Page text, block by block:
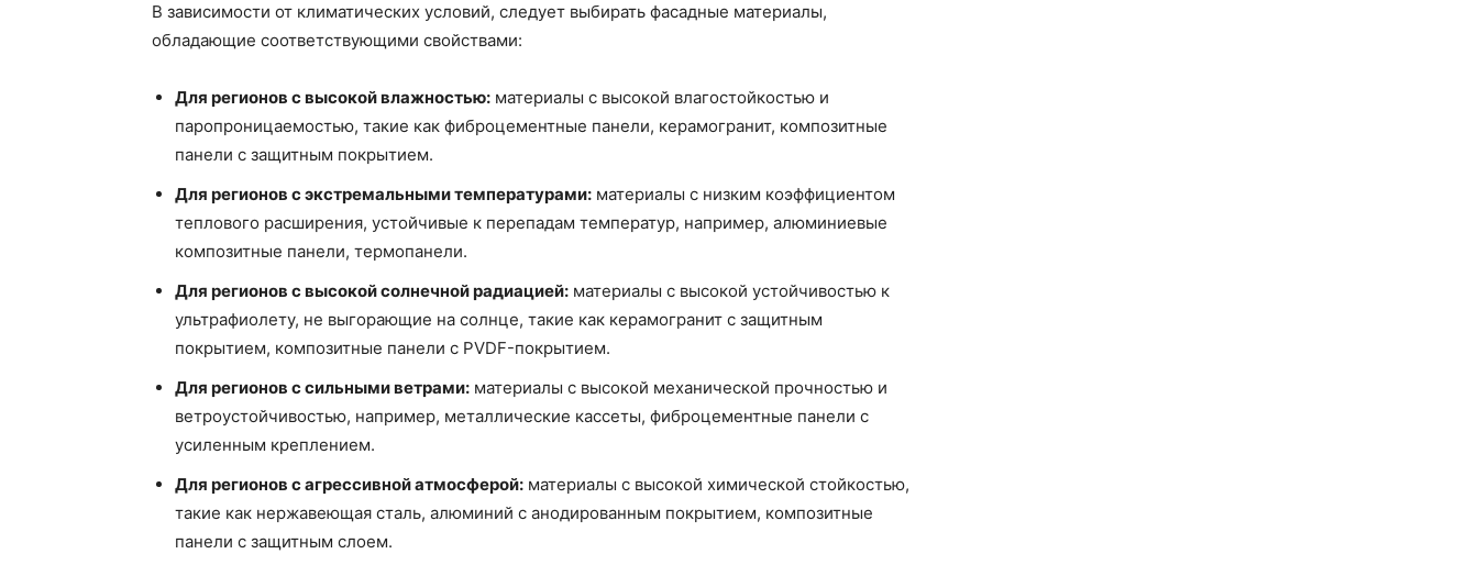
В зависимости от климатических условий, следует выбирать фасадные материалы,
обладающие соответствующими свойствами:
Для регионов с высокой влажностью: материалы с высокой влагостойкостью и
паропроницаемостью, такие как фиброцементные панели, керамогранит, композитные
панели с защитным покрытием.
Для регионов с экстремальными температурами: материалы с низким коэффициентом
теплового расширения, устойчивые к перепадам температур, например, алюминиевые
композитные панели, термопанели.
Для регионов с высокой солнечной радиацией: материалы с высокой устойчивостью к
ультрафиолету, не выгорающие на солнце, такие как керамогранит с защитным
покрытием, композитные панели с PVDF-покрытием.
Для регионов с сильными ветрами: материалы с высокой механической прочностью и
ветроустойчивостью, например, металлические кассеты, фиброцементные панели с
усиленным креплением.
Для регионов с агрессивной атмосферой: материалы с высокой химической стойкостью,
такие как нержавеющая сталь, алюминий с анодированным покрытием, композитные
панели с защитным слоем.